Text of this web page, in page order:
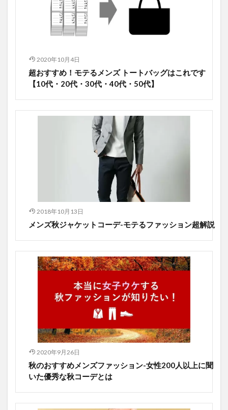
2020年10月4日
超おすすめ！モテるメンズ トートバッグはこれです
【10代・20代・30代・40代・50代】
2018年10月13日
メンズ秋ジャケットコーデ-モテるファッション超解説
2020年9月26日
秋のおすすめメンズファッション-女性200人以上に聞
いた優秀な秋コーデとは